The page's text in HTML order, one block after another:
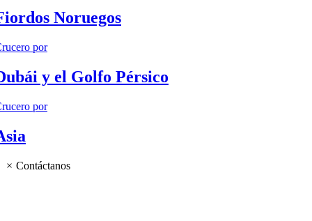
Noruegos
por
y el Golfo Pérsico
por
× Contáctanos